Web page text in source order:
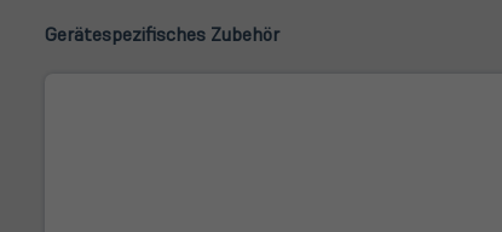
Gerätespezifisches Zubehör